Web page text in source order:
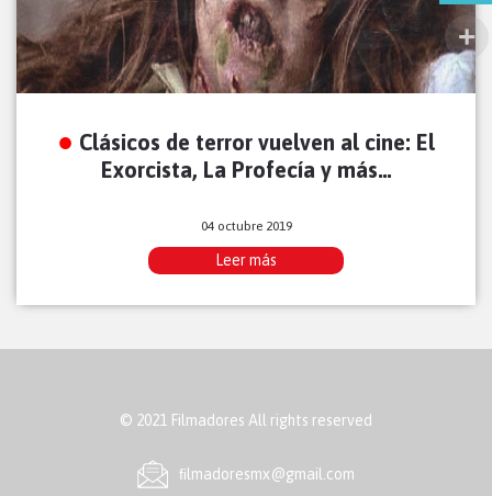
Clásicos de terror vuelven al cine: El
Exorcista, La Profecía y más…
04 octubre 2019
Leer más
© 2021 Filmadores All rights reserved
ﬁlmadoresmx@gmail.com